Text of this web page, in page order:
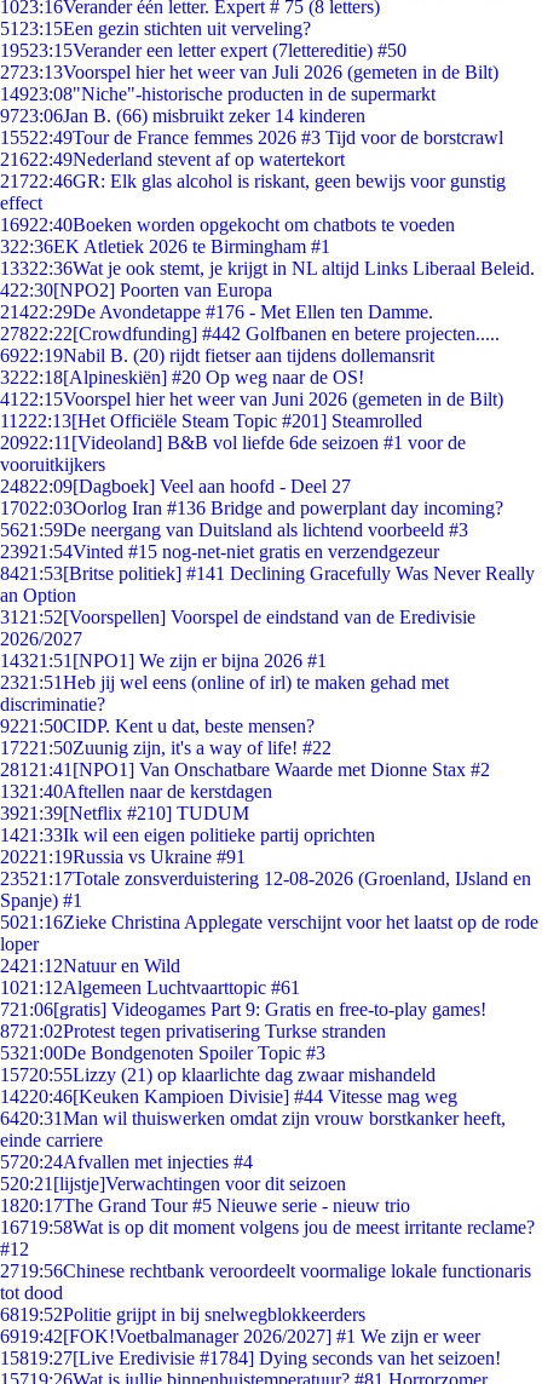
1023:16Verander één letter. Expert # 75 (8 letters)
51 23:15Een gezin stichten uit verveling?
19523:15Verander een letter expert (7lettereditie) #50
2723:13Voorspel hier het weer van Juli 2026 (gemeten in de Bilt)
14923:08"Niche"-historische producten in de supermarkt
9723:06Jan B. (66) misbruikt zeker 14 kinderen
15522:49Tour de France femmes 2026 #3 Tijd voor de borstcrawl
21622:49Nederland stevent af op watertekort
21722:46GR: Elk glas alcohol is riskant, geen bewijs voor gunstig
effect
16922:40Boeken worden opgekocht om chatbots te voeden
322:36EK Atletiek 2026 te Birmingham #1
13322:36Wat je ook stemt, je krijgt in NL altijd Links Liberaal Beleid.
422:30[NPO2] Poorten van Europa
21422:29De Avondetappe #176 - Met Ellen ten Damme.
27822:22[Crowdfunding] #442 Golfbanen en betere projecten.....
6922:19Nabil B. (20) rijdt fietser aan tijdens dollemansrit
3222:18[Alpineskiën] #20 Op weg naar de OS!
41 22:15Voorspel hier het weer van Juni 2026 (gemeten in de Bilt)
11222:13[Het Officiële Steam Topic #201] Steamrolled
20922:11 [Videoland] B&B vol liefde 6de seizoen #1 voor de
vooruitkijkers
24822:09[Dagboek] Veel aan hoofd - Deel 27
17022:03Oorlog Iran #136 Bridge and powerplant day incoming?
5621:59De neergang van Duitsland als lichtend voorbeeld #3
23921:54Vinted #15 nog-net-niet gratis en verzendgezeur
8421:53[Britse politiek] #141 Declining Gracefully Was Never Really
an Option
31 21:52[Voorspellen] Voorspel de eindstand van de Eredivisie
2026/2027
14321:51 [NPO1] We zijn er bijna 2026 #1
2321:51Heb jij wel eens (online of irl) te maken gehad met
discriminatie?
9221:50CIDP. Kent u dat, beste mensen?
17221:50Zuunig zijn, it's a way of life! #22
281 21:41 [NPO1] Van Onschatbare Waarde met Dionne Stax #2
1321:40Aftellen naar de kerstdagen
3921:39[Netflix #210] TUDUM
1421:33Ik wil een eigen politieke partij oprichten
20221:19Russia vs Ukraine #91
23521:17Totale zonsverduistering 12-08-2026 (Groenland, IJsland en
Spanje) #1
5021:16Zieke Christina Applegate verschijnt voor het laatst op de rode
loper
2421:12Natuur en Wild
1021:12Algemeen Luchtvaarttopic #61
721:06[gratis] Videogames Part 9: Gratis en free-to-play games!
8721:02Protest tegen privatisering Turkse stranden
5321:00De Bondgenoten Spoiler Topic #3
15720:55Lizzy (21) op klaarlichte dag zwaar mishandeld
14220:46[Keuken Kampioen Divisie] #44 Vitesse mag weg
6420:31Man wil thuiswerken omdat zijn vrouw borstkanker heeft,
einde carriere
5720:24Afvallen met injecties #4
520:21 [lijstje]Verwachtingen voor dit seizoen
1820:17The Grand Tour #5 Nieuwe serie - nieuw trio
16719:58Wat is op dit moment volgens jou de meest irritante reclame?
#12
2719:56Chinese rechtbank veroordeelt voormalige lokale functionaris
tot dood
6819:52Politie grijpt in bij snelwegblokkeerders
6919:42[FOK!Voetbalmanager 2026/2027] #1 We zijn er weer
15819:27[Live Eredivisie #1784] Dying seconds van het seizoen!
15719:26Wat is jullie binnenhuistemperatuur? #81 Horrorzomer